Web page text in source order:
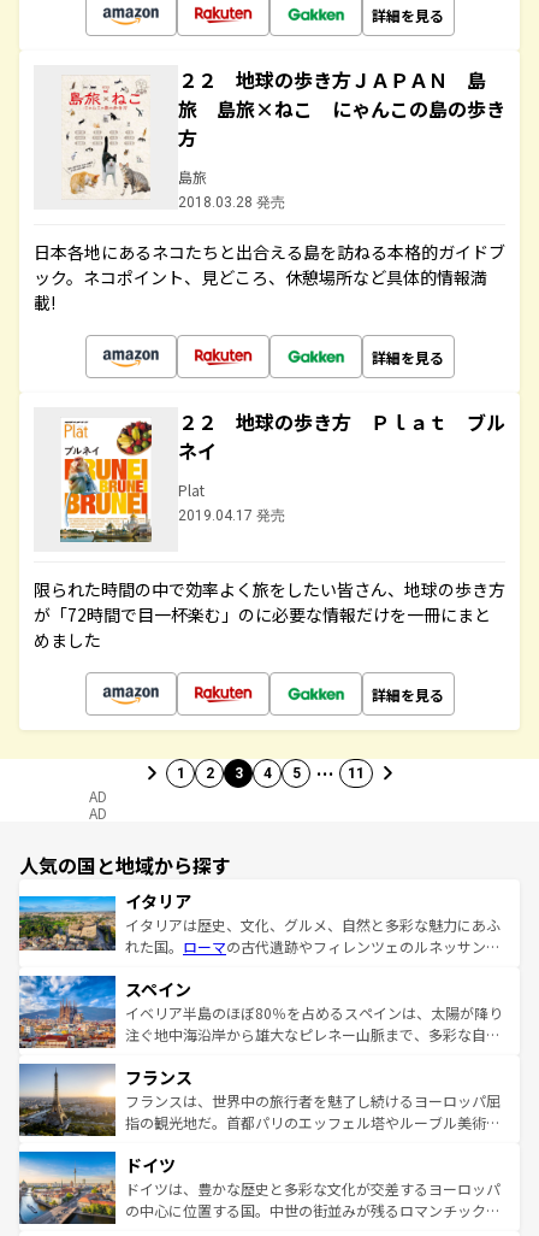
詳細を見る
２２ 地球の歩き方ＪＡＰＡＮ 島
旅 島旅×ねこ にゃんこの島の歩き
方
島旅
2018.03.28 発売
日本各地にあるネコたちと出合える島を訪ねる本格的ガイドブ
ック。ネコポイント、見どころ、休憩場所など具体的情報満
載!
詳細を見る
２２ 地球の歩き方 Ｐｌａｔ ブル
ネイ
Plat
2019.04.17 発売
限られた時間の中で効率よく旅をしたい皆さん、地球の歩き方
が「72時間で目一杯楽む」のに必要な情報だけを一冊にまと
めました
詳細を見る
1 2 3 4 5 … 11
AD
AD
人気の国と地域から探す
イタリア
イタリアは歴史、文化、グルメ、自然と多彩な魅力にあふ
れた国。 ローマの古代遺跡やフィレンツェのルネッサンス
ろん、トスカーナの美しい田園風景やアマルフィ海岸の絶
景など、自然景観も見逃せない。観光の合間には、本場の
ピザやパスタなど、絶品のイタリア料理を堪能することも
ませてくれるイタリアで、忘れられない旅をしてみよう！
なお、新着のイタリア情報はコンテンツ一覧 を参照してほ
しい。
スペイン
イベリア半島のほぼ80％を占めるスペインは、太陽が降り
注ぐ地中海沿岸から雄大なピレネー山脈まで、多彩な自然
文化が根付くこの国では、情熱的なフラメンコ、熱気あふ
れる闘牛、そして美味しいタパスが生活の一部となってい
る。首都マドリードの洗練された雰囲気や、バルセロナの
の城塞都市、穏やかなビーチリゾートまで多彩な表情を見
せる。地方によって風土や気候が異なるスペインはその個
性で訪れる人を魅了する。 なお、新着のスペイン情報はコ
フランス
フランスは、世界中の旅行者を魅了し続けるヨーロッパ屈
指の観光地だ。首都パリのエッフェル塔やルーブル美術館
で、幅広い魅力が詰まっている。華麗な宮殿、歴史的な大
聖堂、美しいビーチ、そして豊かな自然が、訪れる者を心
から魅了する。また、フランスは美食の国としても知ら
ドイツ
ドイツは、豊かな歴史と多彩な文化が交差するヨーロッパ
の中心に位置する国。中世の街並みが残るロマンチック街